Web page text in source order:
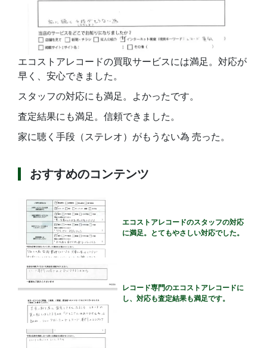
エコストアレコードの買取サービスには満足。対応が
早く、安心できました。
スタッフの対応にも満足。よかったです。
査定結果にも満足。信頼できました。
家に聴く手段（ステレオ）がもうない為 売った。
おすすめのコンテンツ
エコストアレコードのスタッフの対応
に満足。とてもやさしい対応でした。
レコード専門のエコストアレコードに
し、対応も査定結果も満足です。